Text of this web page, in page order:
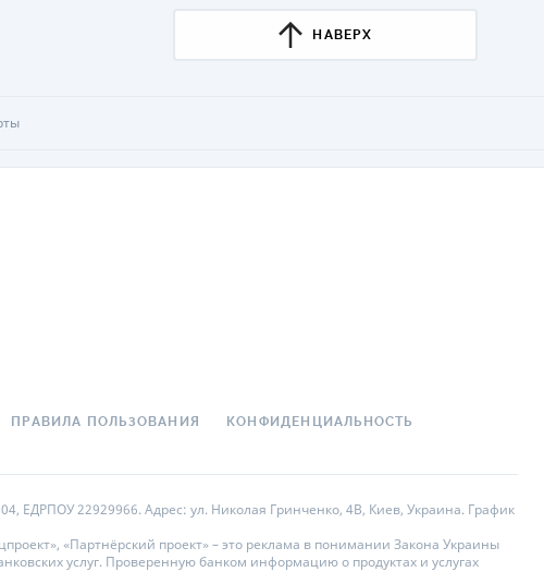
НАВЕРХ
ПРАВИЛА ПОЛЬЗОВАНИЯ КОНФИДЕНЦИАЛЬНОСТЬ
ЕДРПОУ 22929966. Адрес: ул. Николая Гринченко, 4В, Киев, Украина. График
«Партнёрский проект» – это реклама в понимании Закона Украины
услуг. Проверенную банком информацию о продуктах и услугах